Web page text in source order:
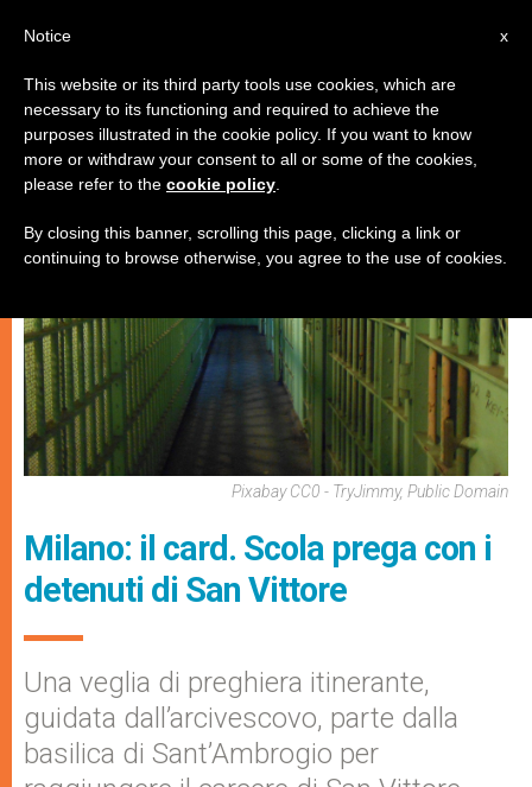
CHIESE LOCALI
Pixabay CC0 - TryJimmy, Public Domain
Milano: il card. Scola prega con i
detenuti di San Vittore
Una veglia di preghiera itinerante,
guidata dall’arcivescovo, parte dalla
basilica di Sant’Ambrogio per
x
Notice
This website or its third party tools use cookies, which are
necessary to its functioning and required to achieve the
purposes illustrated in the cookie policy. If you want to know
more or withdraw your consent to all or some of the cookies,
please refer to the cookie policy
By closing this banner, scrolling this page, clicking a link or
continuing to browse otherwise, you agree to the use of cookies.